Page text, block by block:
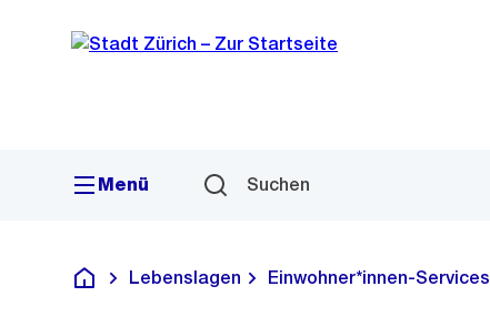
Navigation
Sprunglink
Menü Suchen
Deutsch
Lebenslagen Einwohner*innen-Services